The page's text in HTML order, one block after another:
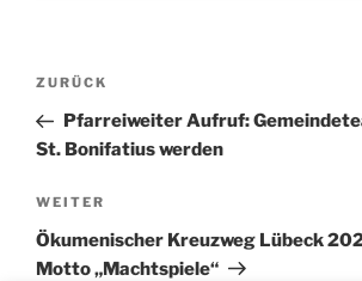
Beitragsnavigation
Vorheriger
Beitrag
ZURÜCK
Pfarreiweiter Aufruf:
St. Bonifatius werden
Nächster
Beitrag
WEITER
Ökumenischer Kreuzweg Lübeck
Motto „Machtspiele“